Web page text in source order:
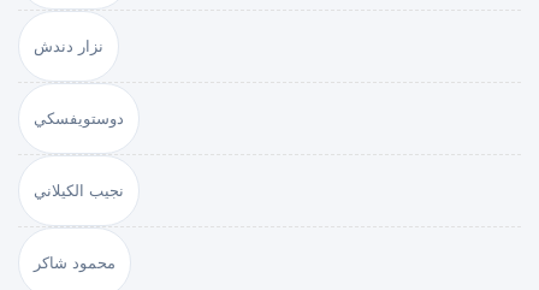
نزار دندش
دوستويفسكي
نجيب الكيلاني
محمود شاكر